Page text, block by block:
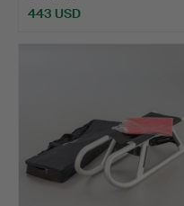
443 USD